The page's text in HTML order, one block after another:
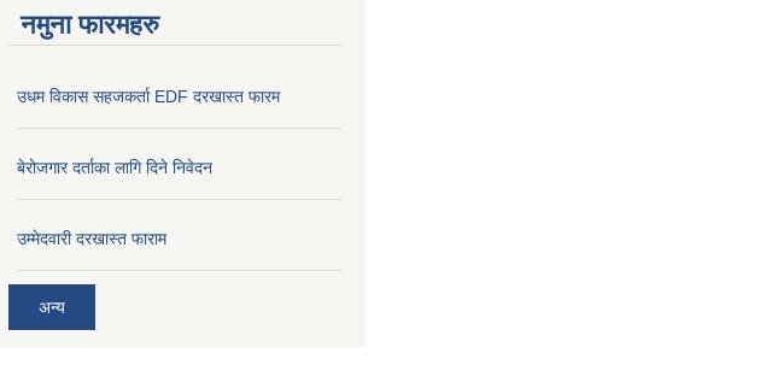
नमुना फारमहरु
उधम विकास सहजकर्ता EDF दरखास्त फारम
बेरोजगार दर्ताका लागि दिने निवेदन
उम्मेदवारी दरखास्त फाराम
अन्य